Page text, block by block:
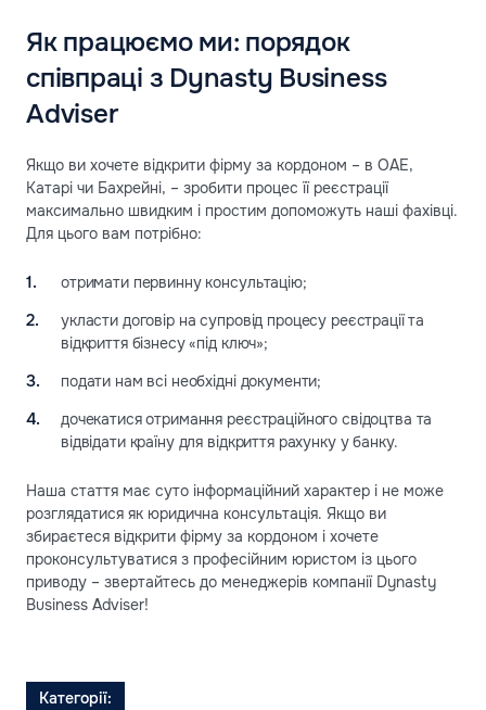
Як працюємо ми: порядок
співпраці з Dynasty Business
Adviser
Якщо ви хочете відкрити фірму за кордоном – в ОАЕ,
Катарі чи Бахрейні, – зробити процес її реєстрації
максимально швидким і простим допоможуть наші фахівці.
Для цього вам потрібно:
отримати первинну консультацію;
укласти договір на супровід процесу реєстрації та
відкриття бізнесу «під ключ»;
подати нам всі необхідні документи;
дочекатися отримання реєстраційного свідоцтва та
відвідати країну для відкриття рахунку у банку.
Наша стаття має суто інформаційний характер і не може
розглядатися як юридична консультація. Якщо ви
збираєтеся відкрити фірму за кордоном і хочете
проконсультуватися з професійним юристом із цього
приводу – звертайтесь до менеджерів компанії Dynasty
Business Adviser!
Категорії: